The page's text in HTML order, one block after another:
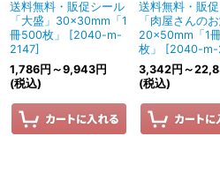
送料無料・販促シール
「大盛」30×30mm「1
冊500枚」
[2040-m-
2147]
1,786円 ～9,943円
(税込)
送料無料・販
「肉屋さんのお
20×50mm「1
枚」
[2040-m-
3,342円 ～
(税込)